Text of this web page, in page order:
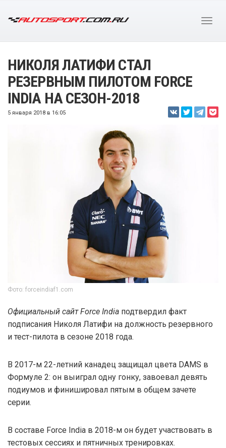
НИКОЛЯ ЛАТИФИ СТАЛ
РЕЗЕРВНЫМ ПИЛОТОМ FORCE
INDIA НА СЕЗОН-2018
5 января 2018 в 16:05
Фото: forceindiaf1.com
Официальный сайт Force India подтвердил факт
подписания Николя Латифи на должность резервного
и тест-пилота в сезоне 2018 года.
В 2017-м 22-летний канадец защищал цвета DAMS в
Формуле 2: он выиграл одну гонку, завоевал девять
подиумов и финишировал пятым в общем зачете
серии.
В составе Force India в 2018-м он будет участвовать в
тестовых сессиях и пятничных тренировках.